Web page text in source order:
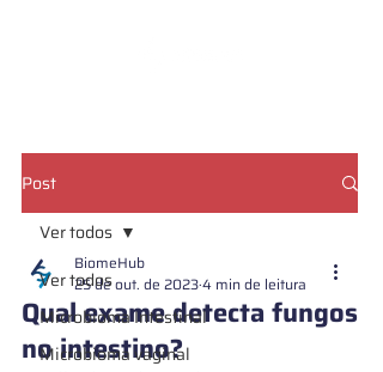
Post
Ver todos
Microbioma Intestinal
Microbioma vaginal
Ver todos
Qual exame detecta fungos
no intestino?
BiomeHub
25 de out. de 20234 min de leitura